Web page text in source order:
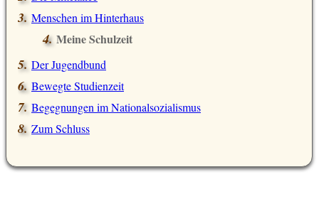
Menschen im Hinterhaus
Meine Schulzeit
Der Jugendbund
Bewegte Studienzeit
Begegnungen im Nationalsozialismus
Zum Schluss